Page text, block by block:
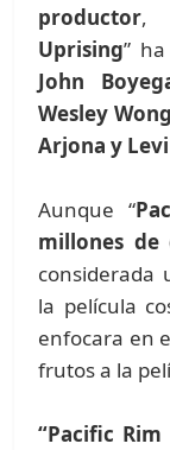
productor,
Uprising”
John
Wesley
Arjona y
Aunque “
millones de
considerada
la película
enfocara en
frutos a la
“Pacific